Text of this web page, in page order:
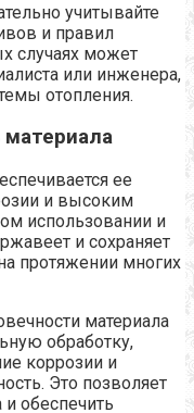
учитывайте
и правил
случаях может
или инженера,
отопления.
материала
ее
и высоким
использовании и
и сохраняет
протяжении многих
материала
обработку,
коррозии и
Это позволяет
обеспечить